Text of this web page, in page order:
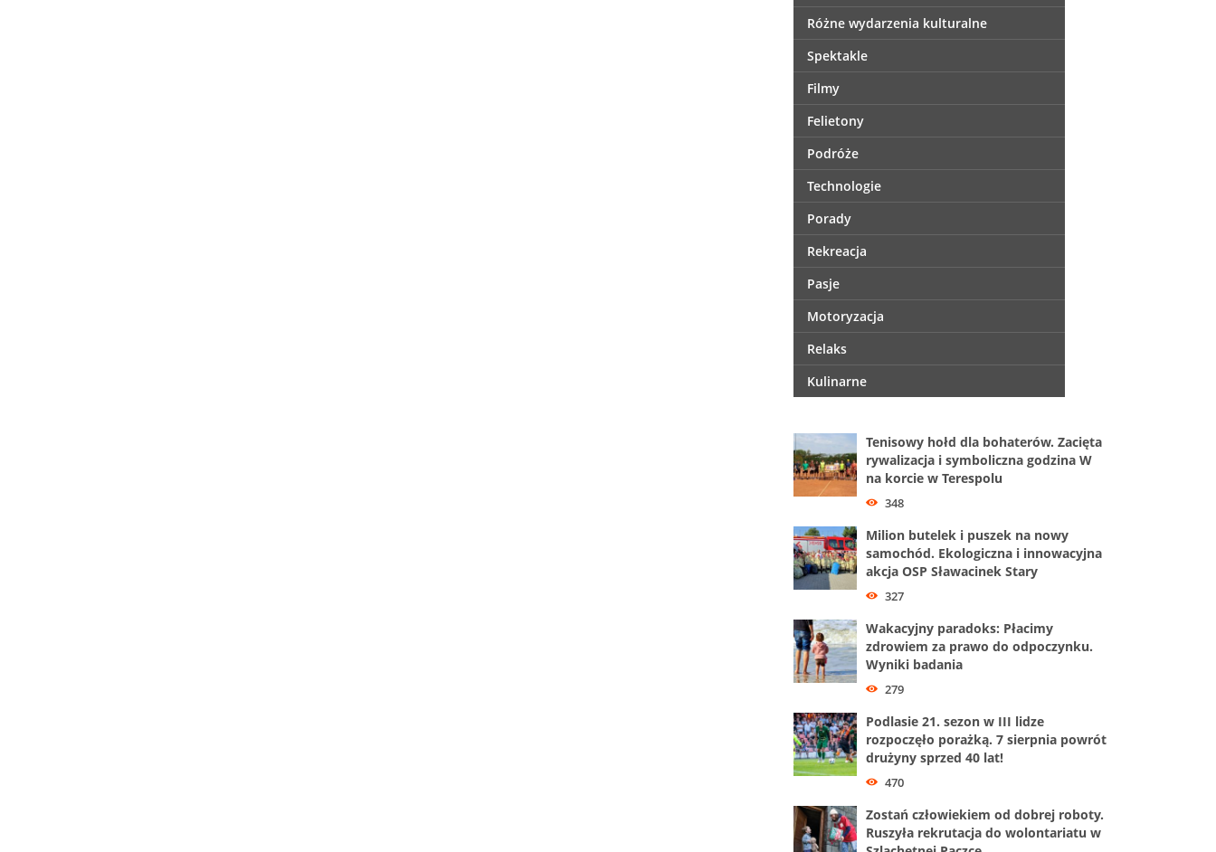
Różne wydarzenia kulturalne
Spektakle
Filmy
Felietony
Podróże
Technologie
Porady
Rekreacja
Pasje
Motoryzacja
Relaks
Kulinarne
Tenisowy hołd dla bohaterów. Zacięta
rywalizacja i symboliczna godzina W
na korcie w Terespolu
348
Milion butelek i puszek na nowy
samochód. Ekologiczna i innowacyjna
akcja OSP Sławacinek Stary
327
Wakacyjny paradoks: Płacimy
zdrowiem za prawo do odpoczynku.
Wyniki badania
279
Podlasie 21. sezon w III lidze
rozpoczęło porażką. 7 sierpnia powrót
drużyny sprzed 40 lat!
470
Zostań człowiekiem od dobrej roboty.
Ruszyła rekrutacja do wolontariatu w